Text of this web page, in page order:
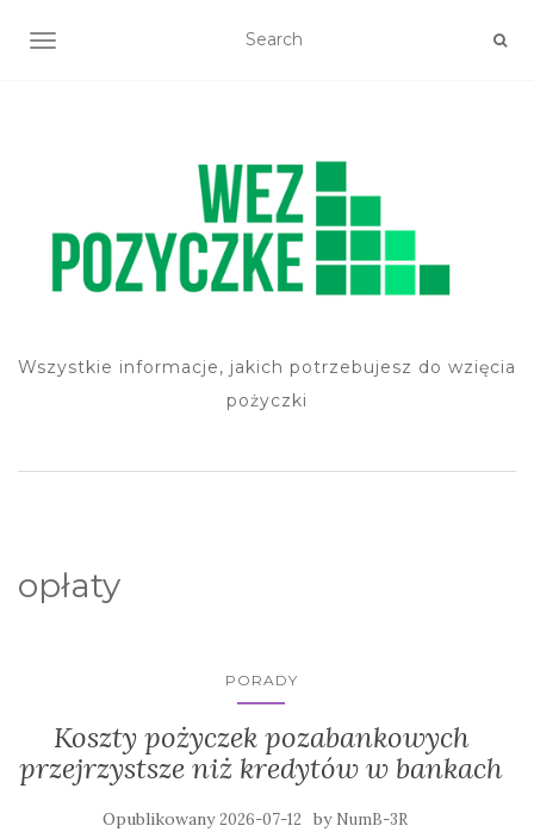
TOGGLE NAVIGATION
Wszystkie informacje, jakich potrzebujesz do wzięcia
pożyczki
opłaty
PORADY
Koszty pożyczek pozabankowych
przejrzystsze niż kredytów w bankach
Opublikowany2026-07-12 by NumB-3R